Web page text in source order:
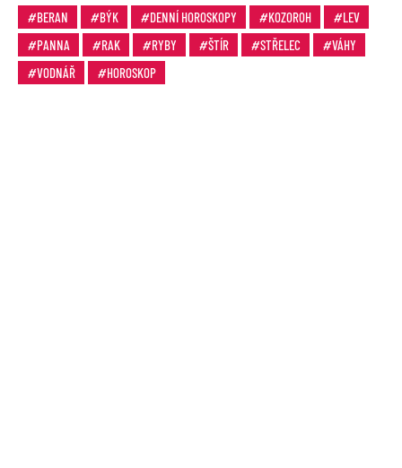
BERAN BÝK DENNÍ HOROSKOPY KOZOROH
LEV
PANNA
RAK RYBY ŠTÍR STŘELEC
VÁHY
VODNÁŘ
HOROSKOP